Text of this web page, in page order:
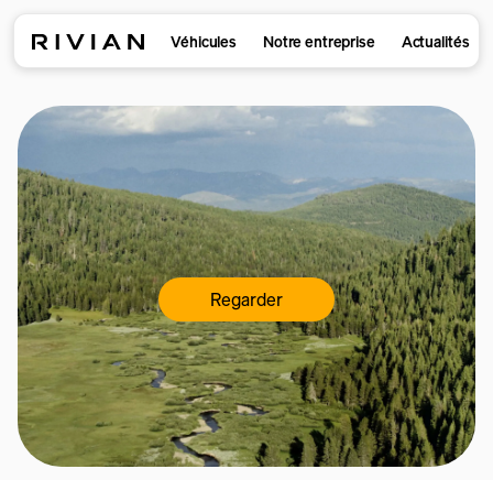
Véhicules Notre entreprise Actualités
Regarder